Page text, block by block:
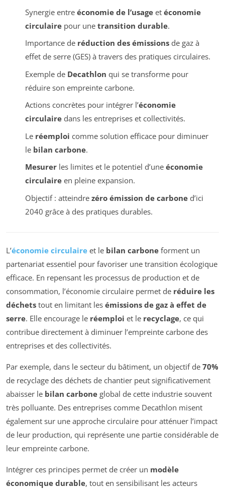
Synergie entre économie de l’usageet économie
circulairepour une transition durable.
Importance de réduction des émissionsde gaz à
effet de serre (GES) à travers des pratiques circulaires.
Exemple de Decathlon qui se transforme pour
réduire son empreinte carbone.
Actions concrètes pour intégrer l’économie
circulairedans les entreprises et collectivités.
Le réemploi comme solution efficace pour diminuer
le bilan carbone.
Mesurerles limites et le potentiel d’une économie
circulaireen pleine expansion.
Objectif : atteindre zéro émission de carboned’ici
2040 grâce à des pratiques durables.
L’économie circulaire et le bilan carbone forment un
partenariat essentiel pour favoriser une transition écologique
efficace. En repensant les processus de production et de
consommation, l’économie circulaire permet de réduire les
déchets tout en limitant les émissions de gaz à effet de
serre. Elle encourage le réemploi et le recyclage, ce qui
contribue directement à diminuer l’empreinte carbone des
entreprises et des collectivités.
Par exemple, dans le secteur du bâtiment, un objectif de 70%
de recyclage des déchets de chantier peut significativement
abaisser le bilan carbone global de cette industrie souvent
très polluante. Des entreprises comme Decathlon misent
également sur une approche circulaire pour atténuer l’impact
de leur production, qui représente une partie considérable de
leur empreinte carbone.
Intégrer ces principes permet de créer un modèle
économique durable, tout en sensibilisant les acteurs